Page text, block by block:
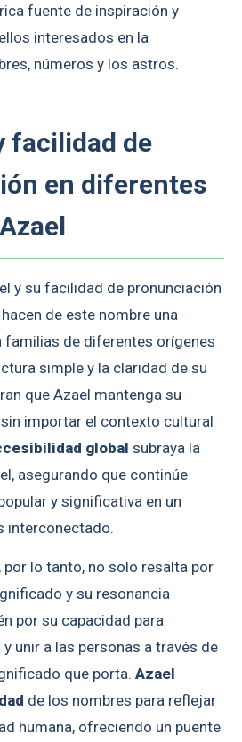
fuente de inspiración y
interesados en la
números y los astros.
facilidad de
en diferentes
y su facilidad de pronunciación
de este nombre una
familias de diferentes orígenes
simple y la claridad de su
que Azael mantenga su
importar el contexto cultural
global subraya la
asegurando que continúe
y significativa en un
interconectado.
por lo tanto, no solo resalta por
y su resonancia
por su capacidad para
unir a las personas a través de
que porta. Azael
de los nombres para reflejar
humana, ofreciendo un puente